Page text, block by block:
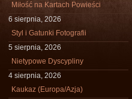
Miłość na Kartach Powieści
6 sierpnia, 2026
Styl i Gatunki Fotografii
5 sierpnia, 2026
Nietypowe Dyscypliny
4 sierpnia, 2026
Kaukaz (Europa/Azja)